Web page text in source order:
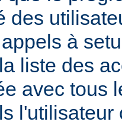
des
à
liste des
avec tous
l'utilisateur